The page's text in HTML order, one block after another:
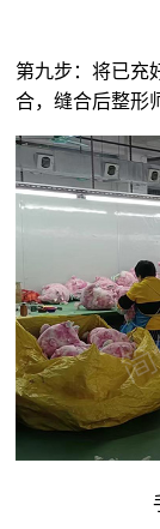
第九步：将已充
合，缝合后整形